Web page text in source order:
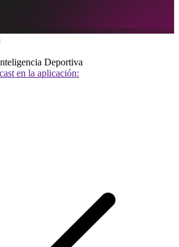
Deportiva
en la aplicación: